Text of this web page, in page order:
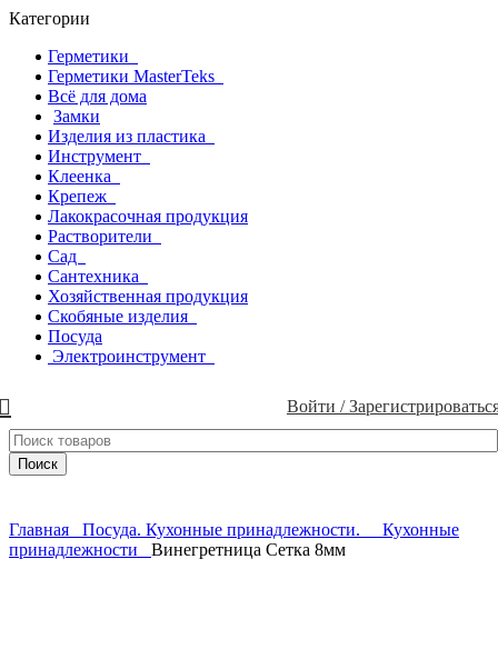
Категории
Герметики
Герметики MasterTeks
Всё для дома
Замки
Изделия из пластика
Инструмент
Клеенка
Крепеж
Лакокрасочная продукция
Растворители
Сад
Сантехника
Хозяйственная продукция
Скобяные изделия
Посуда
Электроинструмент
Войти /
Поиск
Главная Посуда. Кухонные принадлежности.
Кухонные
принадлежности Винегретница Сетка 8мм